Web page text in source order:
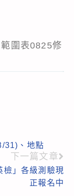
圍表0825修
31)、地點
下一篇文章
檢」各級測驗現
正報名中